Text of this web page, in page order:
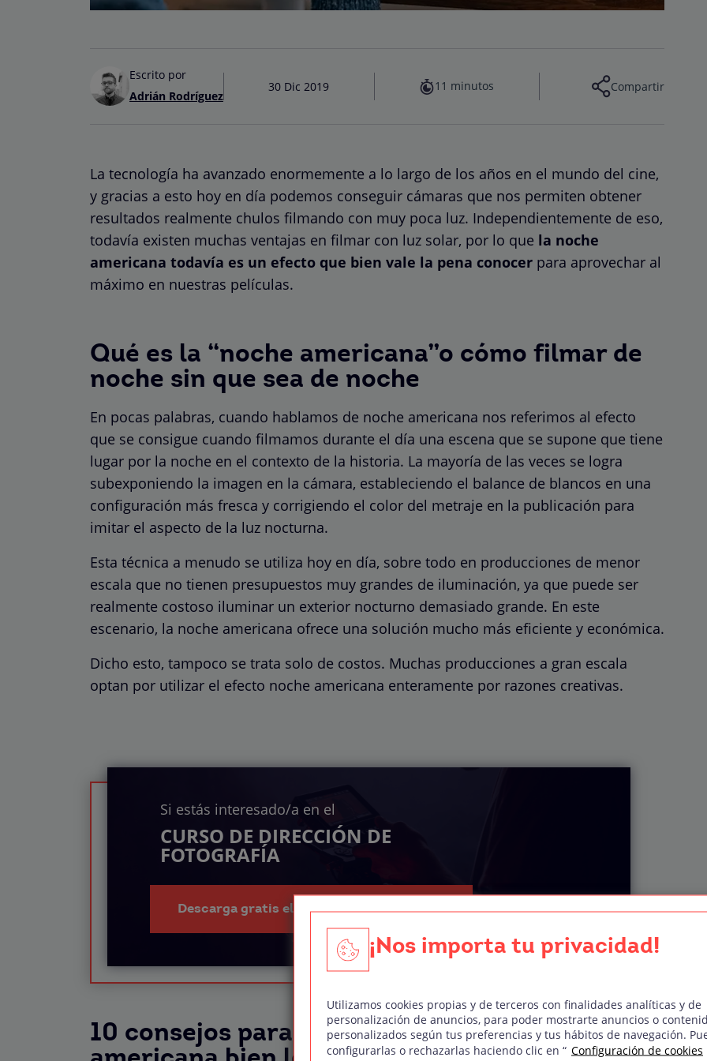
Escrito por
Adrián Rodríguez
30 Dic 2019 11 minutos Compartir
La tecnología ha avanzado enormemente a lo largo de los años en el mundo del cine,
y gracias a esto hoy en día podemos conseguir cámaras que nos permiten obtener
resultados realmente chulos filmando con muy poca luz. Independientemente de eso,
todavía existen muchas ventajas en filmar con luz solar, por lo que la noche
americana todavía es un efecto que bien vale la pena conocer para aprovechar al
máximo en nuestras películas.
Qué es la “noche americana”o cómo filmar de
noche sin que sea de noche
En pocas palabras, cuando hablamos de noche americana nos referimos al efecto
que se consigue cuando filmamos durante el día una escena que se supone que tiene
lugar por la noche en el contexto de la historia. La mayoría de las veces se logra
subexponiendo la imagen en la cámara, estableciendo el balance de blancos en una
configuración más fresca y corrigiendo el color del metraje en la publicación para
imitar el aspecto de la luz nocturna.
Esta técnica a menudo se utiliza hoy en día, sobre todo en producciones de menor
escala que no tienen presupuestos muy grandes de iluminación, ya que puede ser
realmente costoso iluminar un exterior nocturno demasiado grande. En este
escenario, la noche americana ofrece una solución mucho más eficiente y económica.
Dicho esto, tampoco se trata solo de costos. Muchas producciones a gran escala
optan por utilizar el efecto noche americana enteramente por razones creativas.
Si estás interesado/a en el
CURSO DE DIRECCIÓN DE
FOTOGRAFÍA
Descarga gratis el índice del temario
10 consejos para conseguir una noche
¡Nos importa tu privacidad!
Utilizamos cookies propias y de terceros con finalidades analíticas y de
personalización de anuncios, para poder mostrarte anuncios o
personalizados según tus preferencias y tus hábitos de navegación.
configurarlas o rechazarlas haciendo clic en “ Configuración de cookies